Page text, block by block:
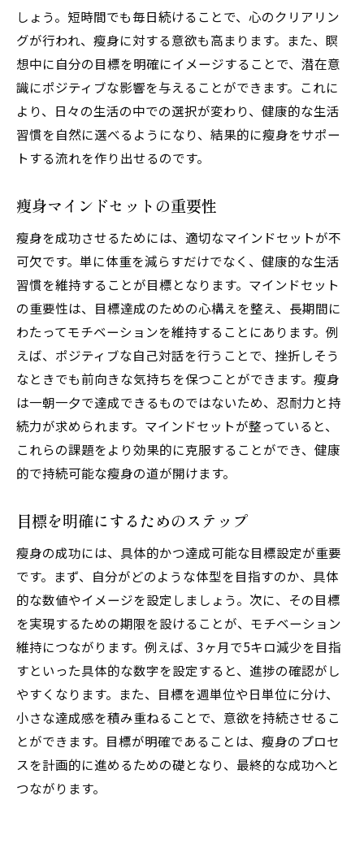
ポジティブな視点で楽しむ瘦身
変化を楽しむためのメンタル準備
毎日の進歩を喜ぶ習慣
瘦身をより実りあるものにするために
自己成長を感じる瘦身の旅
しょう。短時間でも毎日続けることで、心のクリアリン
グが行われ、瘦身に対する意欲も高まります。また、瞑
想中に自分の目標を明確にイメージすることで、潜在意
識にポジティブな影響を与えることができます。これに
より、日々の生活の中での選択が変わり、健康的な生活
習慣を自然に選べるようになり、結果的に瘦身をサポー
トする流れを作り出せるのです。
瘦身マインドセットの重要性
瘦身を成功させるためには、適切なマインドセットが不
可欠です。単に体重を減らすだけでなく、健康的な生活
習慣を維持することが目標となります。マインドセット
の重要性は、目標達成のための心構えを整え、長期間に
わたってモチベーションを維持することにあります。例
えば、ポジティブな自己対話を行うことで、挫折しそう
なときでも前向きな気持ちを保つことができます。瘦身
は一朝一夕で達成できるものではないため、忍耐力と持
続力が求められます。マインドセットが整っていると、
これらの課題をより効果的に克服することができ、健康
的で持続可能な瘦身の道が開けます。
目標を明確にするためのステップ
瘦身の成功には、具体的かつ達成可能な目標設定が重要
です。まず、自分がどのような体型を目指すのか、具体
的な数値やイメージを設定しましょう。次に、その目標
を実現するための期限を設けることが、モチベーション
維持につながります。例えば、3ヶ月で5キロ減少を目指
すといった具体的な数字を設定すると、進捗の確認がし
やすくなります。また、目標を週単位や日単位に分け、
小さな達成感を積み重ねることで、意欲を持続させるこ
とができます。目標が明確であることは、瘦身のプロセ
スを計画的に進めるための礎となり、最終的な成功へと
つながります。